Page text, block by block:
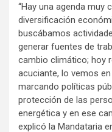
“Hay una agenda muy
diversificación
buscábamos
generar fuentes de
cambio climático; hoy
acuciante, lo vemos
marcando políticas
protección de las
energética y en ese
explicó la Mandataria